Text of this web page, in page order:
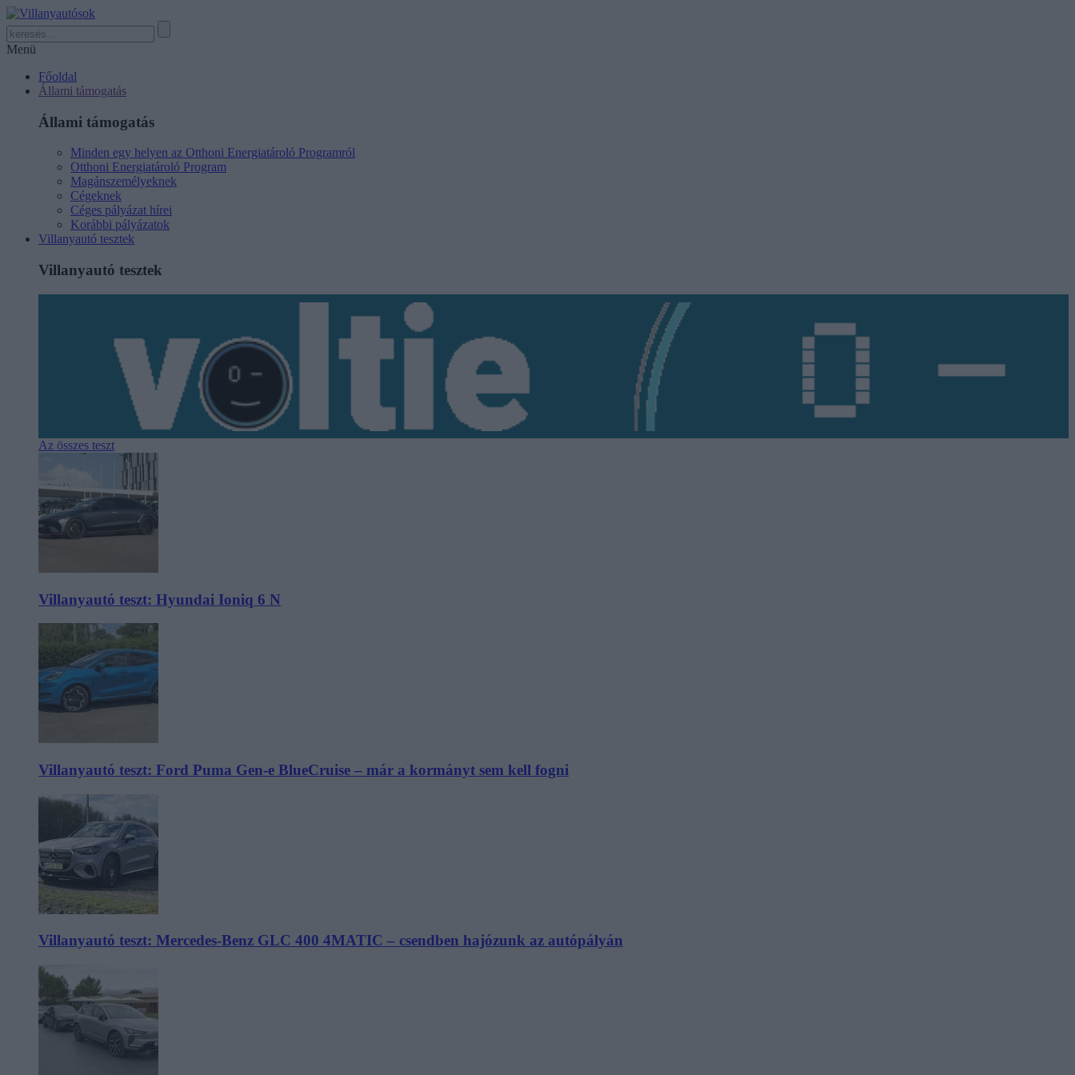
Menü
Főoldal
Állami támogatás
Állami támogatás
Minden egy helyen az Otthoni Energiatároló Programról
Otthoni Energiatároló Program
Magánszemélyeknek
Cégeknek
Céges pályázat hírei
Korábbi pályázatok
Villanyautó tesztek
Villanyautó tesztek
Az összes teszt
Villanyautó teszt: Hyundai Ioniq 6 N
Villanyautó teszt: Ford Puma Gen-e BlueCruise – már a kormányt sem kell fogni
Villanyautó teszt: Mercedes-Benz GLC 400 4MATIC – csendben hajózunk az autópályán